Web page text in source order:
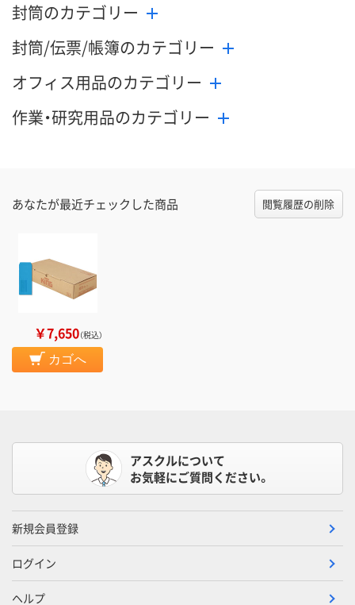
封筒のカテゴリー
封筒/伝票/帳簿のカテゴリー
オフィス用品のカテゴリー
作業・研究用品のカテゴリー
あなたが最近チェックした商品 閲覧履歴の削除
￥7,650（税込）
カゴへ
アスクルについて
お気軽にご質問ください。
新規会員登録
ログイン
ヘルプ